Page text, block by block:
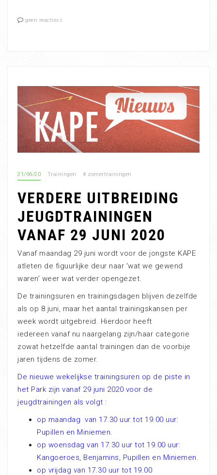
geen reactiess
21/06/20 Trainingen # zomertrainingen
VERDERE UITBREIDING
JEUGDTRAININGEN
VANAF 29 JUNI 2020
Vanaf maandag 29 juni wordt voor de jongste KAPE
atleten de figuurlijke deur naar ‘wat we gewend
waren’ weer wat verder opengezet.
De trainingsuren en trainingsdagen blijven dezelfde
als op 8 juni, maar het aantal trainingskansen per
week wordt uitgebreid. Hierdoor heeft
iedereen vanaf nu naargelang zijn/haar categorie
zowat hetzelfde aantal trainingen dan de voorbije
jaren tijdens de zomer.
De nieuwe wekelijkse trainingsuren op de piste in
het Park zijn vanaf 29 juni 2020 voor de
jeugdtrainingen als volgt :
op maandag van 17.30 uur tot 19.00 uur:
Pupillen en Miniemen.
op woensdag van 17.30 uur tot 19.00 uur:
Kangoeroes, Benjamins, Pupillen en Miniemen.
op vrijdag van 17.30 uur tot 19.00